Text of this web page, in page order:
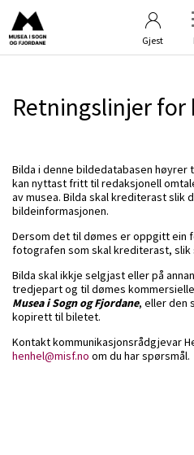
Gjest
Om
Retningslinjer
Bilda i denne bildedatabasen høyrer
kan nyttast fritt til redaksjonell
av musea. Bilda skal krediterast slik
bildeinformasjonen.
Dersom det til dømes er oppgitt
fotografen som skal krediterast, slik
Bilda skal ikkje selgjast eller på
tredjepart og til dømes
Musea i Sogn og Fjordane, eller den
kopirett til biletet.
Kontakt kommunikasjonsrådgjevar
henhel@misf.no om du har spørsmål.